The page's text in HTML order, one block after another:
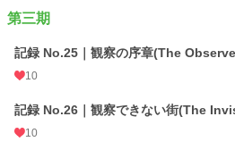
第三期
記録 No.25｜観察の序章(The
10
記録 No.26｜観察できない街(The
10